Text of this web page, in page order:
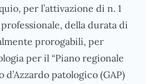
per l’attivazione di n. 1
della durata di
prorogabili, per
per il “Piano regionale
d’Azzardo patologico (GAP)